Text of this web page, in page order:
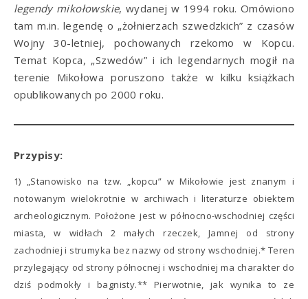
legendy mikołowskie, wydanej w 1994 roku. Omówiono
tam m.in. legendę o „żołnierzach szwedzkich” z czasów
Wojny 30-letniej, pochowanych rzekomo w Kopcu.
Temat Kopca, „Szwedów” i ich legendarnych mogił na
terenie Mikołowa poruszono także w kilku książkach
opublikowanych po 2000 roku.
Przypisy:
1) „Stanowisko na tzw. „kopcu” w Mikołowie jest znanym i
notowanym wielokrotnie w archiwach i literaturze obiektem
archeologicznym. Położone jest w północno-wschodniej części
miasta, w widłach 2 małych rzeczek, Jamnej od strony
zachodniej i strumyka bez nazwy od strony wschodniej.* Teren
przylegający od strony północnej i wschodniej ma charakter do
dziś podmokły i bagnisty.** Pierwotnie, jak wynika to ze